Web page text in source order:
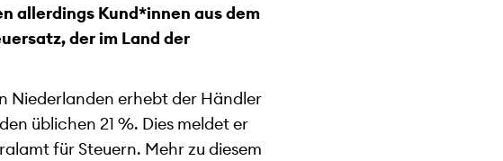
allerdings Kund*innen aus dem
der im Land der
Niederlanden erhebt der Händler
üblichen 21 %. Dies meldet er
für Steuern. Mehr zu diesem